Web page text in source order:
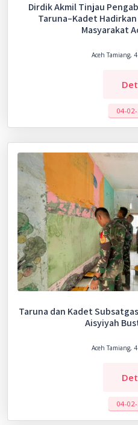
Dirdik Akmil Tinjau
Taruna–Kadet
Masyarakat
Aceh Tamiang,
04-
Taruna dan Kadet
Aisyiyah
Aceh Tamiang,
04-